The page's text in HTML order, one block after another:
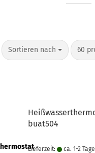
Sortieren nach
Sortieren nach 60
pro
buat504
Lieferzeit: ca. 1-2 Tage